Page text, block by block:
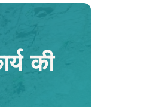
की